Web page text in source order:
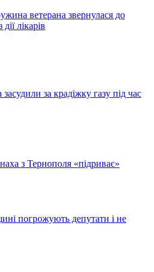
ветерана звернулася до
лікарів
за крадіжку газу під час
з Тернополя «підриває»
погрожують депутати і не